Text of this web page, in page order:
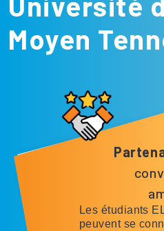
Moyen
Les étudiants
peuvent se